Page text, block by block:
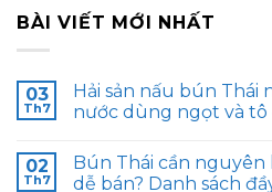
BÀI VIẾT MỚI NHẤT
03
Th7
Hải sản nấu bún Thái
nước dùng ngọt và tô
02
Th7
Bún Thái cần
dễ bán? Danh sách